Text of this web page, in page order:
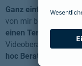
Ganz einfach per
von mir beraten.
einen Termin für die
Videoberatung.
hoc Beratung rufen